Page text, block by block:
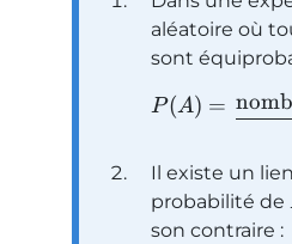
aléatoire où
sont
P(A) =
Il existe un
probabilité de
son contraire :